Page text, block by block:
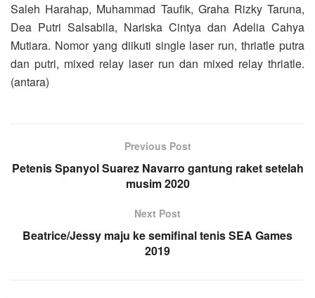
Saleh Harahap, Muhammad Taufik, Graha Rizky Taruna,
Dea Putri Salsabila, Nariska Cintya dan Adelia Cahya
Mutiara. Nomor yang diikuti single laser run, thriatle putra
dan putri, mixed relay laser run dan mixed relay thriatle.
(antara)
Previous Post
Petenis Spanyol Suarez Navarro gantung raket setelah
musim 2020
Next Post
Beatrice/Jessy maju ke semifinal tenis SEA Games
2019